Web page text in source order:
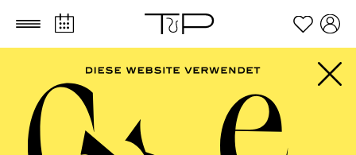
Zum Hauptinhalt springen Zum Footer springen